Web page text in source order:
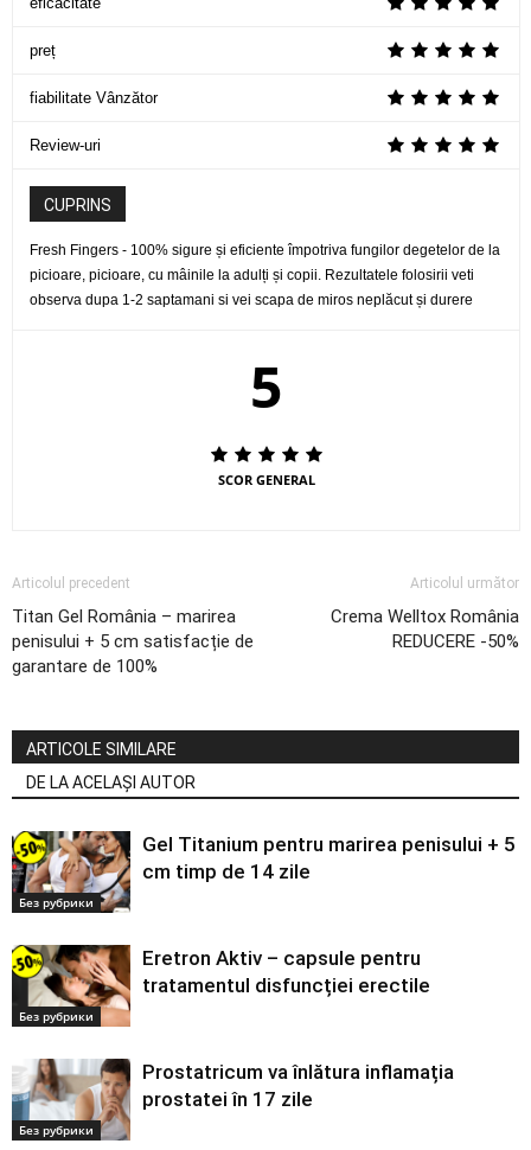
preț
fiabilitate Vânzător
Review-uri
CUPRINS
Fresh Fingers - 100% sigure și eficiente împotriva fungilor degetelor de la
picioare, picioare, cu mâinile la adulți și copii. Rezultatele folosirii veti
observa dupa 1-2 saptamani si vei scapa de miros neplăcut și durere
5
SCOR GENERAL
Articolul precedent
Titan Gel România – marirea
penisului + 5 cm satisfacție de
garantare de 100%
Articolul următor
Crema Welltox România
REDUCERE -50%
ARTICOLE SIMILARE
DE LA ACELAȘI AUTOR
Без рубрики
Gel Titanium pentru marirea penisului + 5
cm timp de 14 zile
Без рубрики
Eretron Aktiv – capsule pentru
tratamentul disfuncției erectile
Без рубрики
Prostatricum va înlătura inflamația
prostatei în 17 zile